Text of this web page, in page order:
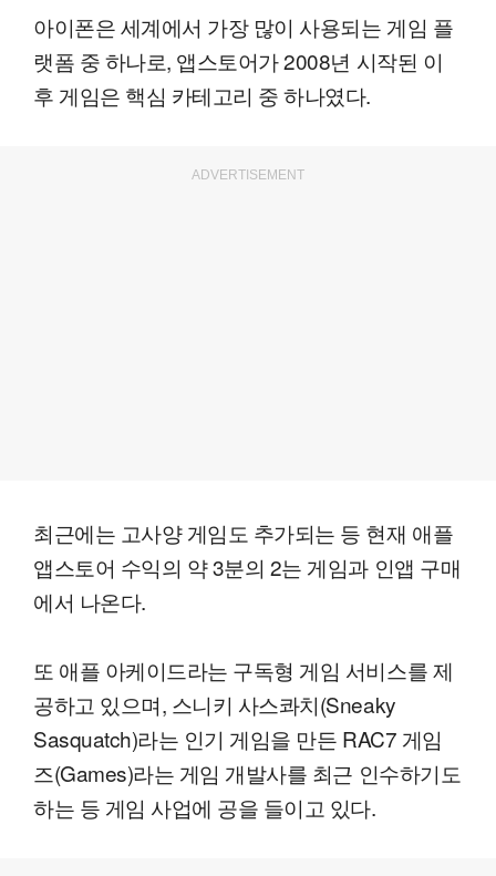
아이폰은 세계에서 가장 많이 사용되는 게임 플
랫폼 중 하나로, 앱스토어가 2008년 시작된 이
후 게임은 핵심 카테고리 중 하나였다.
ADVERTISEMENT
최근에는 고사양 게임도 추가되는 등 현재 애플
앱스토어 수익의 약 3분의 2는 게임과 인앱 구매
에서 나온다.
또 애플 아케이드라는 구독형 게임 서비스를 제
공하고 있으며, 스니키 사스콰치(Sneaky
Sasquatch)라는 인기 게임을 만든 RAC7 게임
즈(Games)라는 게임 개발사를 최근 인수하기도
하는 등 게임 사업에 공을 들이고 있다.